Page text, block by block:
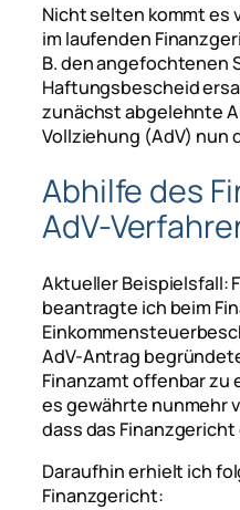
Nicht selten kommt es
im laufenden
B. den angefochtenen
Haftungsbescheid
zunächst abgelehnte
Vollziehung (AdV) nun
Abhilfe des
AdV-
Aktueller Beispielsfall:
beantragte ich beim
AdV-Antrag
Finanzamt offenbar zu
es gewährte nunmehr
dass das
Daraufhin erhielt ich
Finanzgericht: